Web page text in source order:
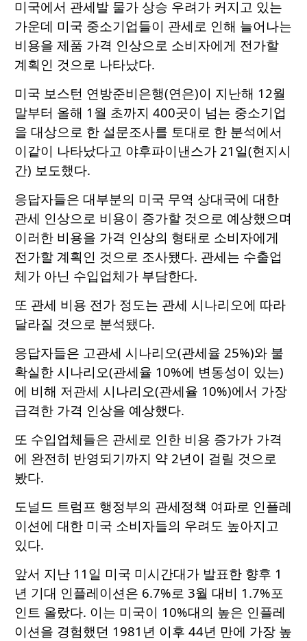
미국에서 관세발 물가 상승 우려가 커지고 있는
가운데 미국 중소기업들이 관세로 인해 늘어나는
비용을 제품 가격 인상으로 소비자에게 전가할
계획인 것으로 나타났다.
미국 보스턴 연방준비은행(연은)이 지난해 12월
말부터 올해 1월 초까지 400곳이 넘는 중소기업
을 대상으로 한 설문조사를 토대로 한 분석에서
이같이 나타났다고 야후파이낸스가 21일(현지시
간) 보도했다.
응답자들은 대부분의 미국 무역 상대국에 대한
관세 인상으로 비용이 증가할 것으로 예상했으며
이러한 비용을 가격 인상의 형태로 소비자에게
전가할 계획인 것으로 조사됐다. 관세는 수출업
체가 아닌 수입업체가 부담한다.
또 관세 비용 전가 정도는 관세 시나리오에 따라
달라질 것으로 분석됐다.
응답자들은 고관세 시나리오(관세율 25%)와 불
확실한 시나리오(관세율 10%에 변동성이 있는)
에 비해 저관세 시나리오(관세율 10%)에서 가장
급격한 가격 인상을 예상했다.
또 수입업체들은 관세로 인한 비용 증가가 가격
에 완전히 반영되기까지 약 2년이 걸릴 것으로
봤다.
도널드 트럼프 행정부의 관세정책 여파로 인플레
이션에 대한 미국 소비자들의 우려도 높아지고
있다.
앞서 지난 11일 미국 미시간대가 발표한 향후 1
년 기대 인플레이션은 6.7%로 3월 대비 1.7%포
인트 올랐다. 이는 미국이 10%대의 높은 인플레
이션을 경험했던 1981년 이후 44년 만에 가장 높